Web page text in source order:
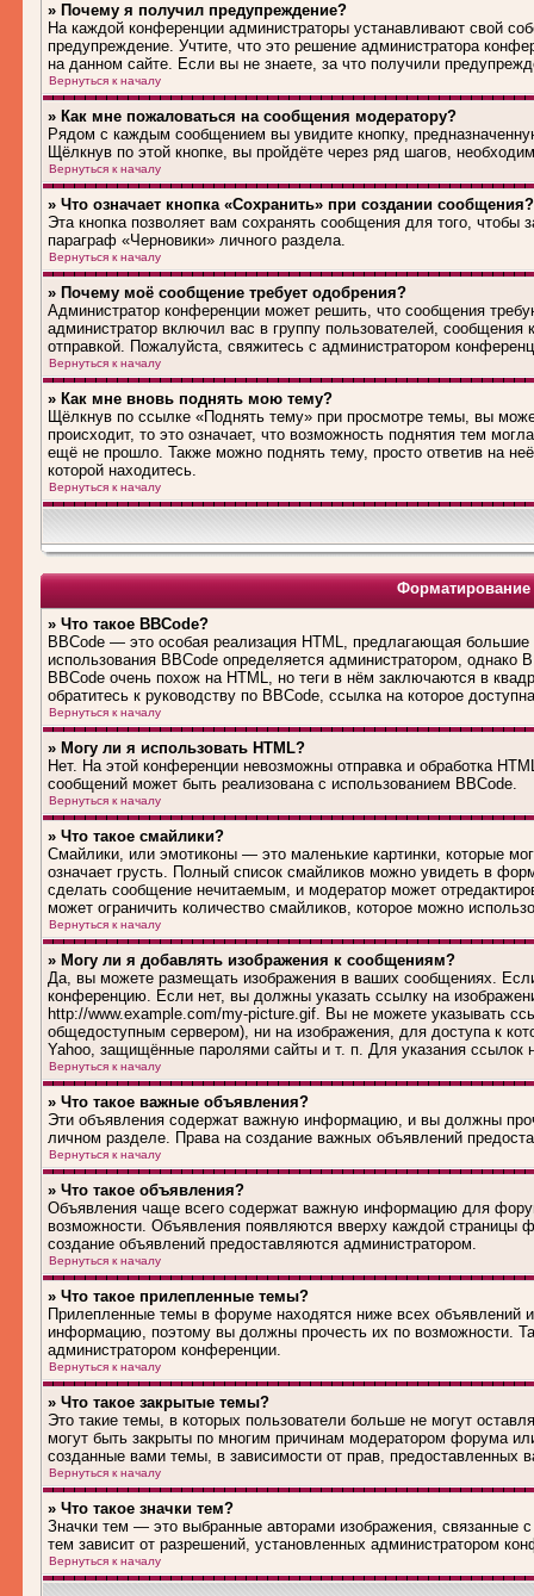
» Почему я получил предупреждение?
На каждой конференции администраторы устанавливают свой
предупреждение. Учтите, что это решение администратора
на данном сайте. Если вы не знаете, за что получили
Вернуться к началу
» Как мне пожаловаться на сообщения модератору?
Рядом с каждым сообщением вы увидите кнопку,
Щёлкнув по этой кнопке, вы пройдёте через ряд шагов,
Вернуться к началу
» Что означает кнопка «Сохранить» при создании сообщения?
Эта кнопка позволяет вам сохранять сообщения для того, чтобы
параграф «Черновики» личного раздела.
Вернуться к началу
» Почему моё сообщение требует одобрения?
Администратор конференции может решить, что сообщения
администратор включил вас в группу пользователей,
отправкой. Пожалуйста, свяжитесь с администратором
Вернуться к началу
» Как мне вновь поднять мою тему?
Щёлкнув по ссылке «Поднять тему» при просмотре темы, вы
происходит, то это означает, что возможность поднятия тем
ещё не прошло. Также можно поднять тему, просто ответив на
которой находитесь.
Вернуться к началу
» Что такое BBCode?
BBCode — это особая реализация HTML, предлагающая
использования BBCode определяется администратором,
BBCode очень похож на HTML, но теги в нём заключаются в
обратитесь к руководству по BBCode, ссылка на которое
Вернуться к началу
» Могу ли я использовать HTML?
Нет. На этой конференции невозможны отправка и обработка
сообщений может быть реализована с использованием BBCode.
Вернуться к началу
» Что такое смайлики?
Смайлики, или эмотиконы — это маленькие картинки, которые
означает грусть. Полный список смайликов можно увидеть в
сделать сообщение нечитаемым, и модератор может
может ограничить количество смайликов, которое можно
Вернуться к началу
» Могу ли я добавлять изображения к сообщениям?
Да, вы можете размещать изображения в ваших сообщениях.
конференцию. Если нет, вы должны указать ссылку на
http://www.example.com/my-picture.gif. Вы не можете указывать
общедоступным сервером), ни на изображения, для доступа к
Yahoo, защищённые паролями сайты и т. п. Для указания ссылок
Вернуться к началу
» Что такое важные объявления?
Эти объявления содержат важную информацию, и вы должны
личном разделе. Права на создание важных объявлений
Вернуться к началу
» Что такое объявления?
Объявления чаще всего содержат важную информацию для
возможности. Объявления появляются вверху каждой
создание объявлений предоставляются администратором.
Вернуться к началу
» Что такое прилепленные темы?
Прилепленные темы в форуме находятся ниже всех объявлений
информацию, поэтому вы должны прочесть их по возможности.
администратором конференции.
Вернуться к началу
» Что такое закрытые темы?
Это такие темы, в которых пользователи больше не могут
могут быть закрыты по многим причинам модератором форума
созданные вами темы, в зависимости от прав, предоставленных
Вернуться к началу
» Что такое значки тем?
Значки тем — это выбранные авторами изображения, связанные
тем зависит от разрешений, установленных администратором
Вернуться к началу